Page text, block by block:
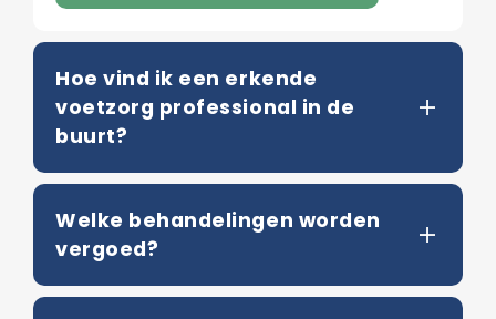
Hoe vind ik een erkende
voetzorg professional in de
buurt?
Welke behandelingen worden
vergoed?